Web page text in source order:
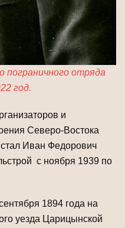
пограничного отряда
год.
и
Северо-Востока
Иван Федорович
с ноября 1939 по
1894 года на
уезда Царицынской